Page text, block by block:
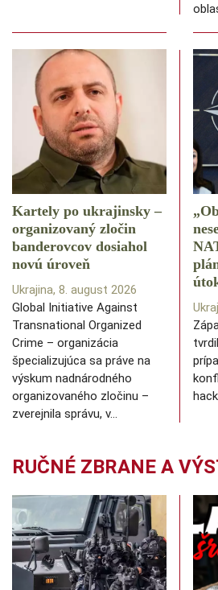
Kartely po ukrajinsky –
organizovaný zločin
banderovcov dosiahol
novú úroveň
Ukrajina, 8. august 2026
Global Initiative Against
Transnational Organized
Crime – organizácia
špecializujúca sa práve na
výskum nadnárodného
organizovaného zločinu –
zverejnila správu, v…
RUČNÉ ZBRANE A